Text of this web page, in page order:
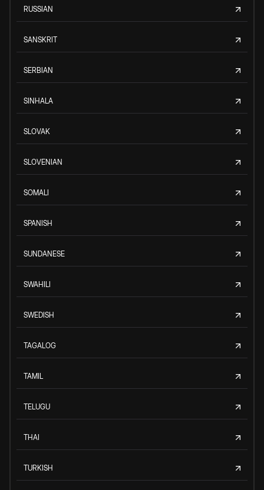
RUSSIAN
SANSKRIT
SERBIAN
SINHALA
SLOVAK
SLOVENIAN
SOMALI
SPANISH
SUNDANESE
SWAHILI
SWEDISH
TAGALOG
TAMIL
TELUGU
THAI
TURKISH